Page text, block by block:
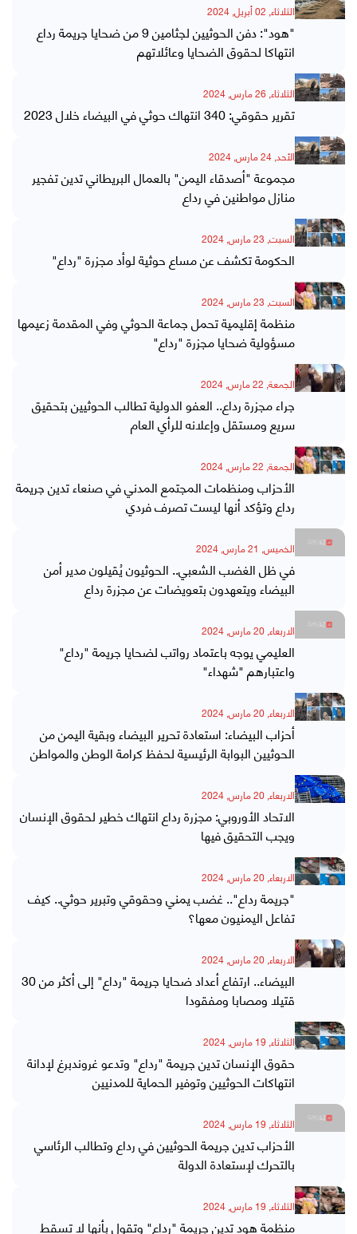
الثلاثاء, 02 أبريل, 2024
"هود": دفن الحوثيين لجثامين 9 من ضحايا جريمة رداع
انتهاكا لحقوق الضحايا وعائلاتهم
الثلاثاء, 26 مارس, 2024
تقرير حقوقي: 340 انتهاك حوثي في البيضاء خلال 2023
الأحد, 24 مارس, 2024
مجموعة "أصدقاء اليمن" بالعمال البريطاني تدين تفجير
منازل مواطنين في رداع
السبت, 23 مارس, 2024
الحكومة تكشف عن مساع حوثية لوأد مجزرة "رداع"
السبت, 23 مارس, 2024
منظمة إقليمية تحمل جماعة الحوثي وفي المقدمة زعيمها
مسؤولية ضحايا مجزرة "رداع"
الجمعة, 22 مارس, 2024
جراء مجزرة رداع.. العفو الدولية تطالب الحوثيين بتحقيق
سريع ومستقل وإعلانه للرأي العام
الجمعة, 22 مارس, 2024
الأحزاب ومنظمات المجتمع المدني في صنعاء تدين جريمة
رداع وتؤكد أنها ليست تصرف فردي
الخميس, 21 مارس, 2024
في ظل الغضب الشعبي.. الحوثيون يُقيلون مدير أمن
البيضاء ويتعهدون بتعويضات عن مجزرة رداع
الاربعاء, 20 مارس, 2024
العليمي يوجه باعتماد رواتب لضحايا جريمة "رداع"
واعتبارهم "شهداء"
الاربعاء, 20 مارس, 2024
أحزاب البيضاء: استعادة تحرير البيضاء وبقية اليمن من
الحوثيين البوابة الرئيسية لحفظ كرامة الوطن والمواطن
الاربعاء, 20 مارس, 2024
الاتحاد الأوروبي: مجزرة رداع انتهاك خطير لحقوق الإنسان
ويجب التحقيق فيها
الاربعاء, 20 مارس, 2024
"جريمة رداع".. غضب يمني وحقوقي وتبرير حوثي.. كيف
تفاعل اليمنيون معها؟
الاربعاء, 20 مارس, 2024
البيضاء.. ارتفاع أعداد ضحايا جريمة "رداع" إلى أكثر من 30
قتيلا ومصابا ومفقودا
الثلاثاء, 19 مارس, 2024
حقوق الإنسان تدين جريمة "رداع" وتدعو غروندبرغ لإدانة
انتهاكات الحوثيين وتوفير الحماية للمدنيين
الثلاثاء, 19 مارس, 2024
الأحزاب تدين جريمة الحوثيين في رداع وتطالب الرئاسي
بالتحرك لإستعادة الدولة
الثلاثاء, 19 مارس, 2024
منظمة هود تدين جريمة "رداع" وتقول بأنها لا تسقط